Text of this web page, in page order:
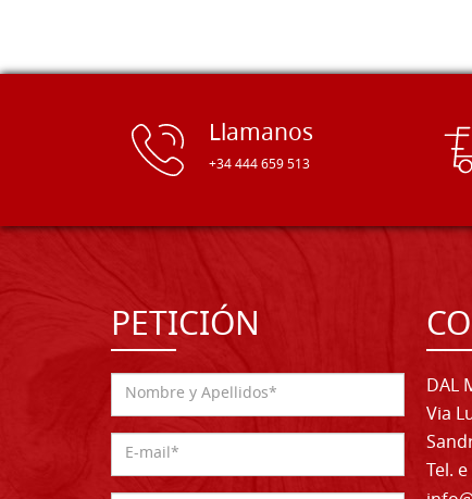
Llamanos
+34 444 659 513
PETICIÓN
DAL
Via
Tel.